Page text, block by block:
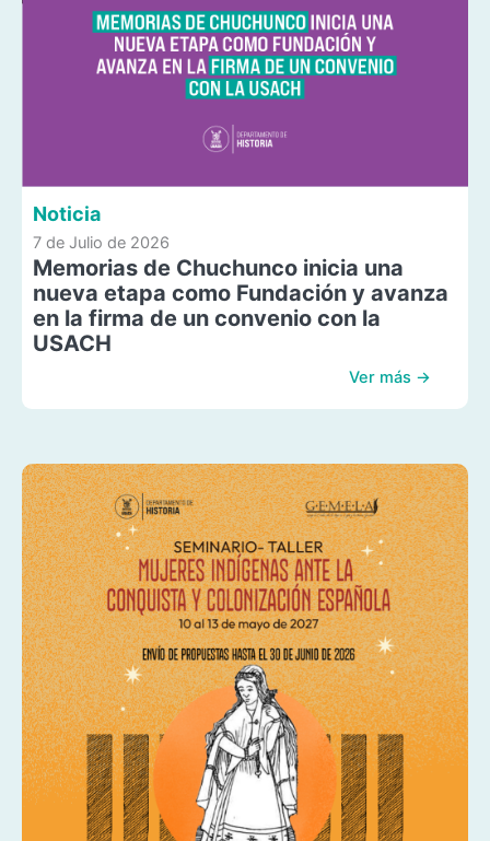
Noticia
7 de Julio de 2026
Memorias de Chuchunco inicia una
nueva etapa como Fundación y avanza
en la firma de un convenio con la
USACH
Ver más →